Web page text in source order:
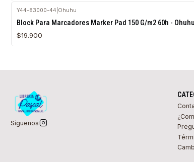
Y44-83000-44 Ohuhu
Block Para Marcadores Marker Pad 150 G/m2 60h - Ohuhu
$19.900
Síguenos